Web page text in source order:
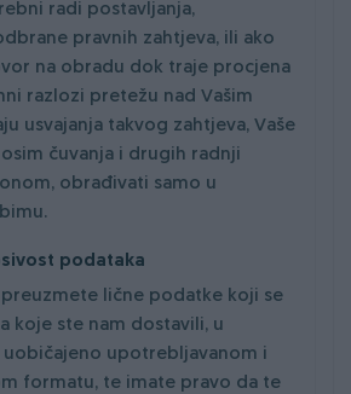
radi postavljanja,
pravnih zahtjeva, ili ako
na obradu dok traje procjena
razlozi pretežu nad Vašim
usvajanja takvog zahtjeva, Vaše
čuvanja i drugih radnji
obrađivati samo u
podataka
lične podatke koji se
koje ste nam dostavili, u
upotrebljavanom i
formatu, te imate pravo da te